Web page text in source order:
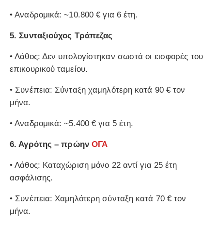
• Αναδρομικά: ~10.800 € για 6 έτη.
5.Συνταξιούχος Τράπεζας
• Λάθος: Δεν υπολογίστηκαν σωστά οι εισφορές του
επικουρικού ταμείου.
• Συνέπεια: Σύνταξη χαμηλότερη κατά 90 € τον
μήνα.
• Αναδρομικά: ~5.400 € για 5 έτη.
6.Αγρότης – πρώην ΟΓΑ
• Λάθος: Καταχώριση μόνο 22 αντί για 25 έτη
ασφάλισης.
• Συνέπεια: Χαμηλότερη σύνταξη κατά 70 € τον
μήνα.